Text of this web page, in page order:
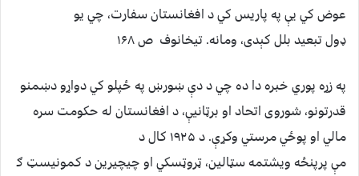
عوض کي یې په پاریس کي د افغانستان سفارت، چي یو
ډول تبعید بلل کېدی، ومانه. تیخانوف ص ۱۶۸
په زړه پوري خبره دا ده چي د دې ښورښ په ځپلو کي دواړو دښمنو
قدرتونو، شوروی اتحاد او برټانیې، د افغانستان له حکومت سره
مالي او پوځي مرستي وکړې. د ۱۹۲۵ کال د
مې پرپنځه ویشتمه سټالین، ټروټسکي او چیچیرین د کمونیسټ ګ